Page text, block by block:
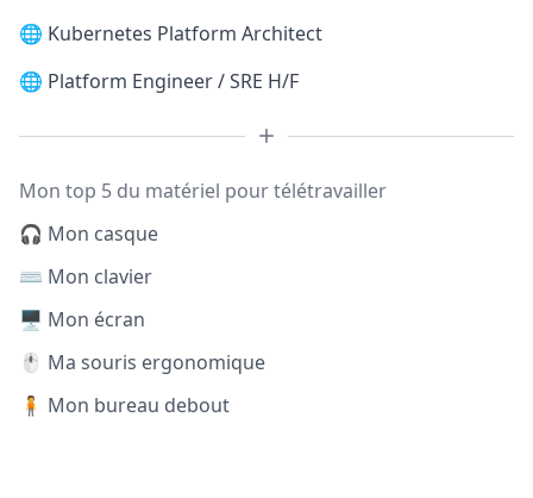
🌐 Kubernetes Platform Architect
🌐 Platform Engineer / SRE H/F
Mon top 5 du matériel pour télétravailler
🎧 Mon casque
⌨️ Mon clavier
🖥️ Mon écran
🖱️ Ma souris ergonomique
🧍 Mon bureau debout